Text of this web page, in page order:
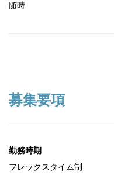
随時
募集要項
勤務時期
フレックスタイム制